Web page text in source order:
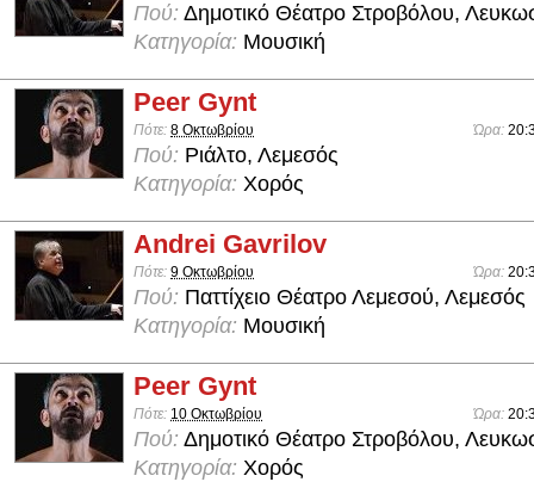
Πού: Δημοτικό Θέατρο Στροβόλου,
Κατηγορία: Μουσική
Peer Gynt
Πότε: 8 Οκτωβρίου Ώρα:
Πού: Ριάλτο, Λεμεσός
Κατηγορία: Χορός
Andrei Gavrilov
Πότε: 9 Οκτωβρίου Ώρα:
Πού: Παττίχειο Θέατρο Λεμεσού, Λεμεσός
Κατηγορία: Μουσική
Peer Gynt
Πότε: 10 Οκτωβρίου Ώρα:
Πού: Δημοτικό Θέατρο Στροβόλου,
Κατηγορία: Χορός